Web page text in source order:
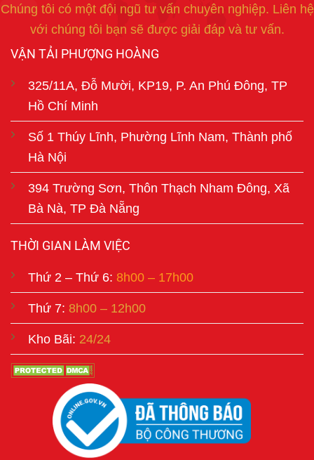
Chúng tôi có một đội ngũ tư vấn chuyên nghiệp. Liên hệ
với chúng tôi bạn sẽ được giải đáp và tư vấn.
VẬN TẢI PHƯỢNG HOÀNG
325/11A, Đỗ Mười, KP19, P. An Phú Đông, TP
Hồ Chí Minh
Số 1 Thúy Lĩnh, Phường Lĩnh Nam, Thành phố
Hà Nội
394 Trường Sơn, Thôn Thạch Nham Đông, Xã
Bà Nà, TP Đà Nẵng
THỜI GIAN LÀM VIỆC
Thứ 2 – Thứ 6: 8h00 – 17h00
Thứ 7: 8h00 – 12h00
Kho Bãi: 24/24